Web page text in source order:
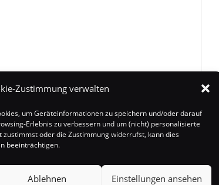
Zustimmung verwalten
um Geräteinformationen zu speichern und/oder darauf
Erlebnis zu verbessern und um (nicht) personalisierte
zustimmst oder die Zustimmung widerrufst, kann dies
beeinträchtigen.
Ablehnen Einstellungen ansehen